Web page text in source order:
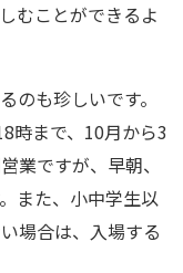
むことができるよ
のも珍しいです。
時まで、10月から3
業ですが、早朝、
また、小中学生以
場合は、入場する